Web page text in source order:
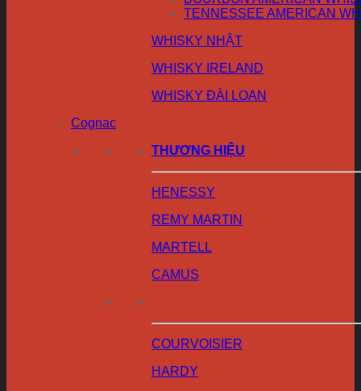
TENNESSEE AMERICAN
WHISKY NHẬT
WHISKY IRELAND
WHISKY ĐÀI LOAN
Cognac
THƯƠNG HIỆU
HENESSY
REMY MARTIN
MARTELL
CAMUS
COURVOISIER
HARDY